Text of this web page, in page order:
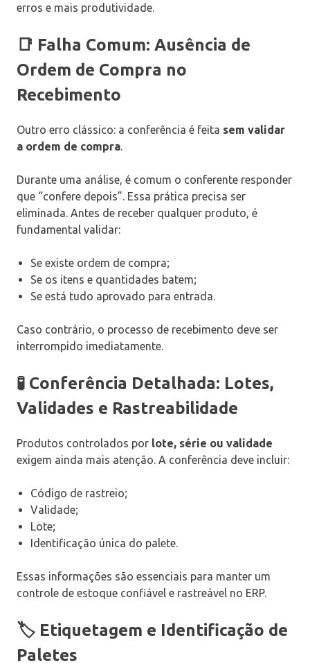
erros e mais produtividade.
📑 Falha Comum: Ausência de
Ordem de Compra no
Recebimento
Outro erro clássico: a conferência é feita sem validar
a ordem de compra.
Durante uma análise, é comum o conferente responder
que “confere depois”. Essa prática precisa ser
eliminada. Antes de receber qualquer produto, é
fundamental validar:
Se existe ordem de compra;
Se os itens e quantidades batem;
Se está tudo aprovado para entrada.
Caso contrário, o processo de recebimento deve ser
interrompido imediatamente.
🧪 Conferência Detalhada: Lotes,
Validades e Rastreabilidade
Produtos controlados por lote, série ou validade
exigem ainda mais atenção. A conferência deve incluir:
Código de rastreio;
Validade;
Lote;
Identificação única do palete.
Essas informações são essenciais para manter um
controle de estoque confiável e rastreável no ERP.
🏷️ Etiquetagem e Identificação de
Paletes